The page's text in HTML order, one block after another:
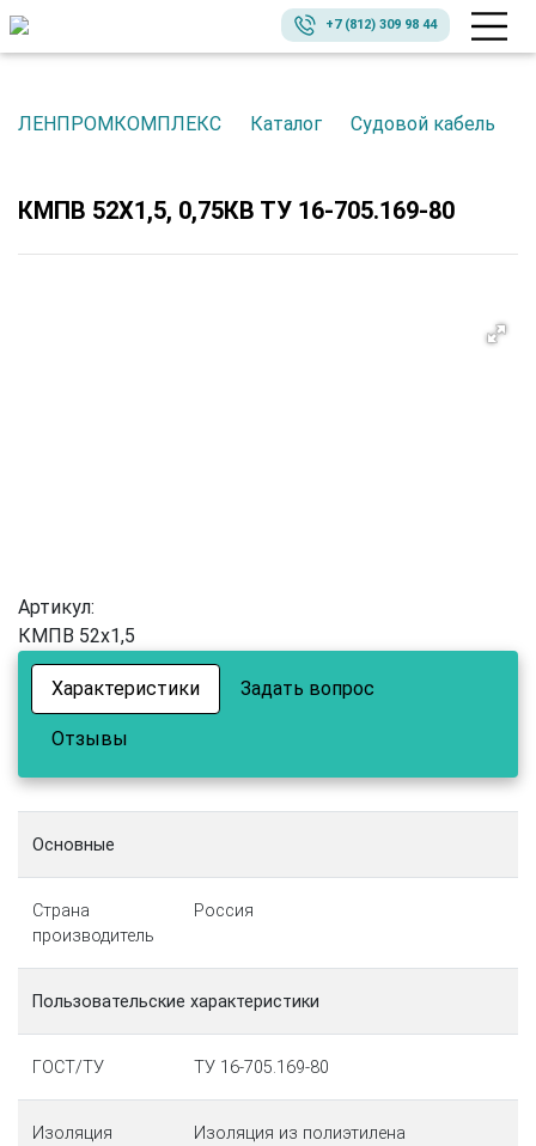
+7 (812) 309 98 44
ЛЕНПРОМКОМПЛЕКС Каталог Судовой кабель
КМПВ 52Х1,5, 0,75КВ ТУ 16-705.169-80
Артикул:
КМПВ 52х1,5
Характеристики Задать вопрос
Отзывы
Основные
Страна
производитель
Россия
Пользовательские характеристики
ГОСТ/ТУ ТУ 16-705.169-80
Изоляция Изоляция из полиэтилена